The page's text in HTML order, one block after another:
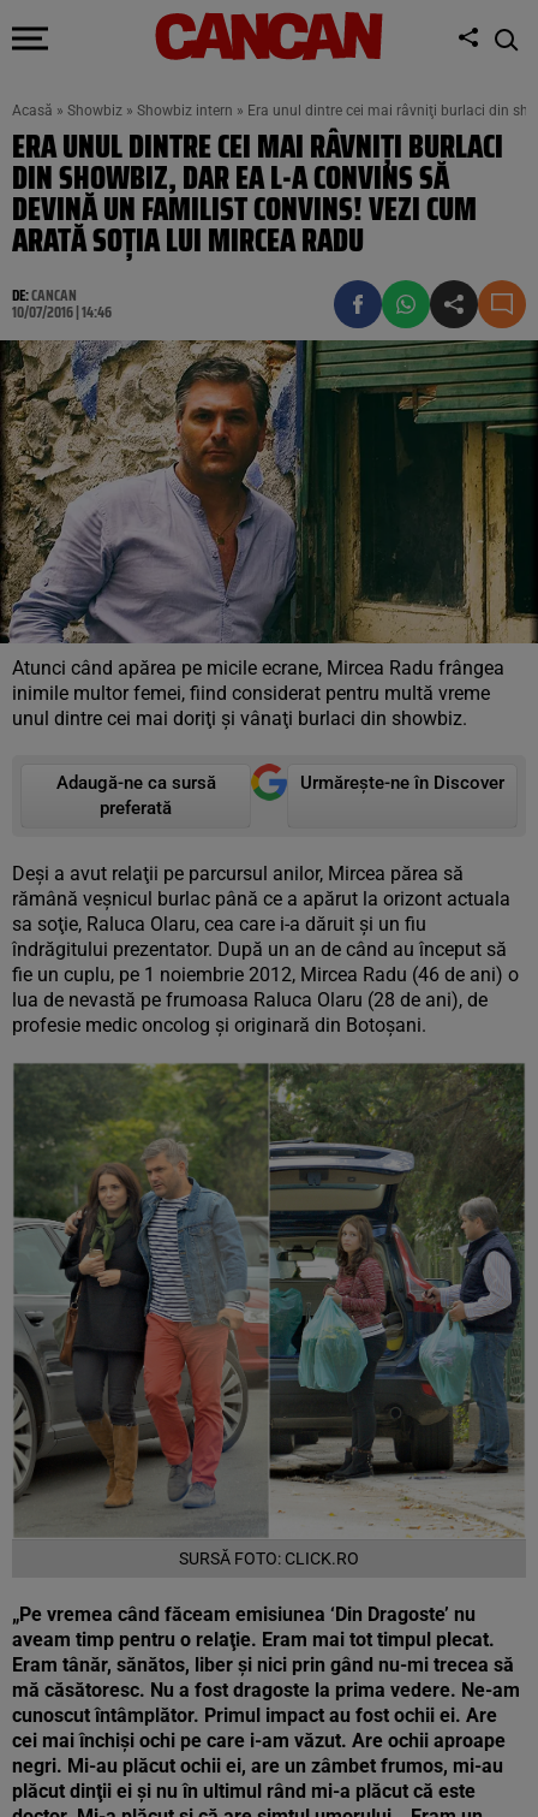
Acasă » Showbiz » Showbiz intern » Era unul dintre cei mai râvniţi burlaci din
ERA UNUL DINTRE CEI MAI RÂVNIŢI BURLACI
DIN SHOWBIZ, DAR EA L-A CONVINS SĂ
DEVINĂ UN FAMILIST CONVINS! VEZI CUM
ARATĂ SOŢIA LUI MIRCEA RADU
DE:CANCAN
10/07/2016 | 14:46
Atunci când apărea pe micile ecrane, Mircea Radu frângea
inimile multor femei, fiind considerat pentru multă vreme
unul dintre cei mai doriţi şi vânaţi burlaci din showbiz.
Adaugă-ne ca sursă
preferată
Urmărește-ne în Discover
Deşi a avut relaţii pe parcursul anilor, Mircea părea să
rămână veşnicul burlac până ce a apărut la orizont actuala
sa soţie, Raluca Olaru, cea care i-a dăruit şi un fiu
îndrăgitului prezentator. După un an de când au început să
fie un cuplu, pe 1 noiembrie 2012, Mircea Radu (46 de ani) o
lua de nevastă pe frumoasa Raluca Olaru (28 de ani), de
profesie medic oncolog şi originară din Botoşani.
SURSĂ FOTO: CLICK.RO
„Pe vremea când făceam emisiunea ‘Din Dragoste’ nu
aveam timp pentru o relaţie. Eram mai tot timpul plecat.
Eram tânăr, sănătos, liber şi nici prin gând nu-mi trecea să
mă căsătoresc. Nu a fost dragoste la prima vedere. Ne-am
cunoscut întâmplător. Primul impact au fost ochii ei. Are
cei mai închişi ochi pe care i-am văzut. Are ochii aproape
negri. Mi-au plăcut ochii ei, are un zâmbet frumos, mi-au
plăcut dinţii ei şi nu în ultimul rând mi-a plăcut că este